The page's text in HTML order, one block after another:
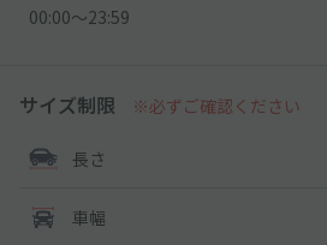
00:00〜23:59
サイズ制限 ※必ずご確認ください
長さ
車幅